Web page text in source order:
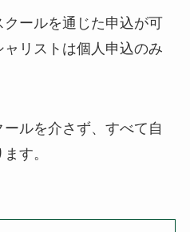
ールを通じた申込が可
リストは個人申込のみ
ルを介さず、すべて自
す。